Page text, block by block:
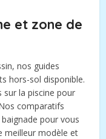
et zone de
nos guides
hors-sol disponible.
sur la piscine pour
comparatifs
pour vous
meilleur modèle et